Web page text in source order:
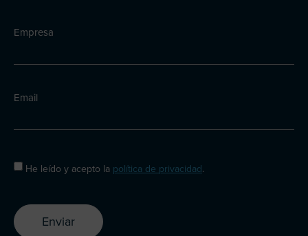
Empresa
Email
He leído y acepto la política de privacidad.
Enviar